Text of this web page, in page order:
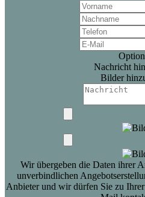
Nachricht
Bilder
Wir übergeben die Daten ihrer
unverbindlichen
Anbieter und wir dürfen Sie zu